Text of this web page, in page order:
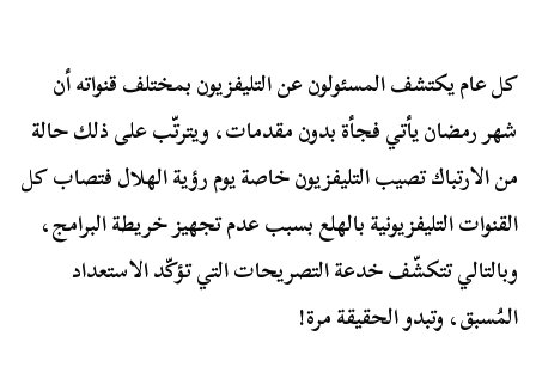
كل عام يكتشف المسئولون عن التليفزيون بمختلف قنواته أن
شهر رمضان يأتي فجأة بدون مقدمات، ويترتّب على ذلك حالة
من الارتباك تصيب التليفزيون خاصة يوم رؤية الهلال فتصاب كل
القنوات التليفزيونية بالهلع بسبب عدم تجهيز خريطة البرامج،
وبالتالي تتكشّف خدعة التصريحات التي تؤكّد الاستعداد
المُسبق، وتبدو الحقيقة مرة!